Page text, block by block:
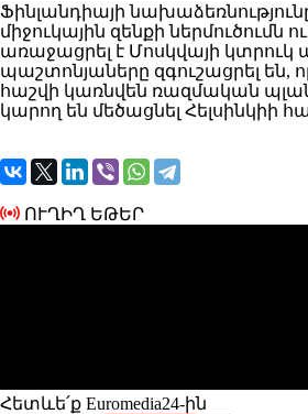
Ֆինլանդիայի
միջուկային զենքի ներմուծումն
առաջացրել է Մոսկվայի կտրուկ
պաշտոնյաները զգուշացրել են,
հաշվի կառնվեն ռազմական
կարող են մեծացնել Հելսինկիի
ՈՒՂԻՂ ԵԹԵՐ
Հետևե՛ք Euromedia24-ին